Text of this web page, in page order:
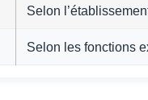
Selon
Selon les fonctions